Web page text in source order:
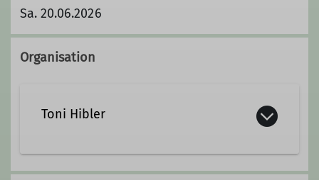
Sa. 20.06.2026
Organisation
Toni Hibler
08731 6317